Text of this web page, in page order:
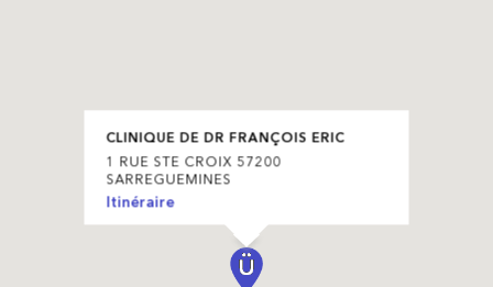
CLINIQUE DE DR FRANÇOIS ERIC
1 RUE STE CROIX 57200
SARREGUEMINES
Itinéraire